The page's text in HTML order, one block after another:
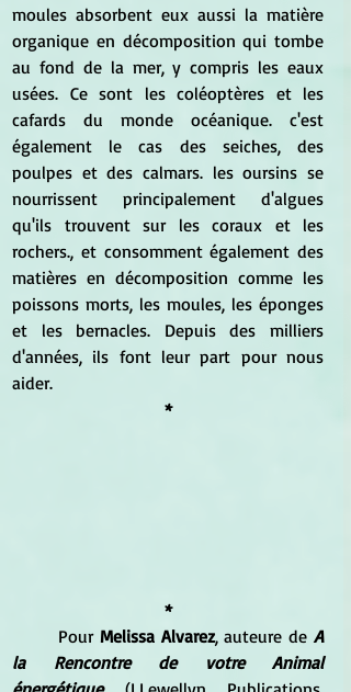
moules absorbent eux aussi la matière
organique en décomposition qui tombe
au fond de la mer, y compris les eaux
usées. Ce sont les coléoptères et les
cafards du monde océanique. c'est
également le cas des seiches, des
poulpes et des calmars. les oursins se
nourrissent principalement d'algues
qu'ils trouvent sur les coraux et les
rochers., et consomment également des
matières en décomposition comme les
poissons morts, les moules, les éponges
et les bernacles. Depuis des milliers
d'années, ils font leur part pour nous
aider.
*
*
	Pour
Melissa Alvarez, auteure de A
la Rencontre de votre Animal